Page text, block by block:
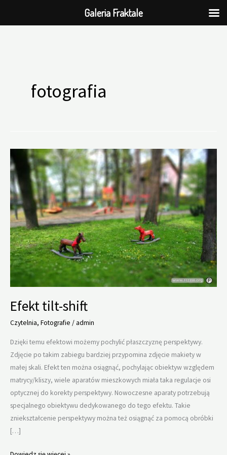
fotografia
Efekt tilt-shift
Czytelnia, Fotografie /admin
Dzięki temu efektowi możemy pochylić płaszczyznę perspektywy.
Zdjęcie po takim zabiegu bardziej przypomina zdjęcie makiety w
małej skali. Efekt ten można osiągnąć, pochylając obiektyw względem
matrycy/kliszy, wiele aparatów mieszkowych miała taka regulacje osi
optycznej do korekty perspektywy. Nowoczesne aparaty potrzebują
specjalnego obiektywu dedykowanego do tego efektu. Takie
zniekształcenie perspektywy można też osiągnąć za pomocą obróbki
[…]
Galeria Fraktale